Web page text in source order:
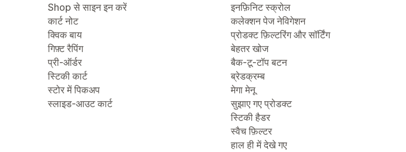
Shop से साइन इन करें
कार्ट नोट
क्विक बाय
गिफ़्ट रैपिंग
प्री-ऑर्डर
स्टिकी कार्ट
स्टोर में पिकअप
स्लाइड-आउट कार्ट
इनफ़िनिट स्क्रोल
कलेक्शन पेज नेविगेशन
प्रोडक्ट फ़िल्टरिंग और सॉर्टिंग
बेहतर खोज
बैक-टू-टॉप बटन
ब्रेडक्रम्ब
मेगा मेनू
सुझाए गए प्रोडक्ट
स्टिकी हैडर
स्वैच फ़िल्टर
हाल ही में देखे गए